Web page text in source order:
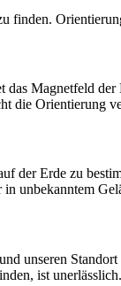
Magnetfeld
die Orientierung
Erde zu
unbekanntem
unseren
ist